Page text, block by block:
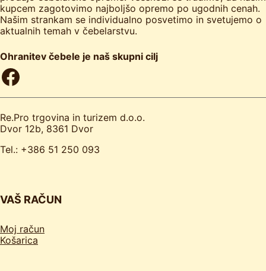
kupcem zagotovimo najboljšo opremo po ugodnih cenah.
Našim strankam se individualno posvetimo in svetujemo o
aktualnih temah v čebelarstvu.
Ohranitev čebele je naš skupni cilj
Facebook
Re.Pro trgovina in turizem d.o.o.
Dvor 12b, 8361 Dvor
Tel.: +386 51 250 093
VAŠ RAČUN
Moj račun
Košarica